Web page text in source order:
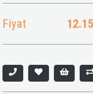
Fiyat